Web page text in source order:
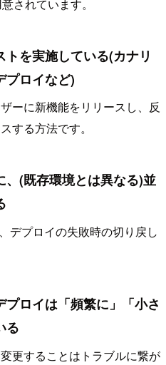
されています。
を実施している(カナリ
プロイなど)
ーに新機能をリリースし、反
する方法です。
、(既存環境とは異なる)並
デプロイの失敗時の切り戻し
プロイは「頻繁に」「小さ
る
更することはトラブルに繋が